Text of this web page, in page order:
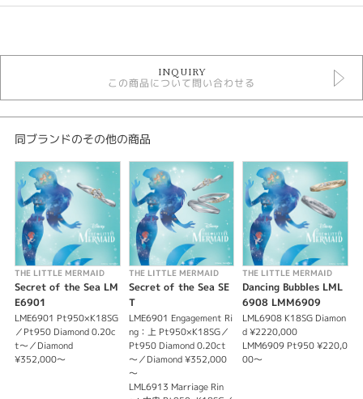
セットリング
リトルマーメイドセットリング
性別
メンズ
紹介文
Disney The Little Mermaid Dancing Bubbles LME6907 LME6908 LML690
8
海の中で浮遊しながらキラキラの泡を纏うアリエル。
水の揺らぎを感じさせるテクスチャーを表面に施しリング全体がキラキラと
輝くデザインです。
煌めきが薬指を包み込みます。
※価格は全て税込です
INQUIRY
この商品について問い合わせる
同ブランドのその他の商品
THE LITTLE MERMAID
Secret of the Sea LM
E6901
LME6901 Pt950×K18SG
／Pt950 Diamond 0.20c
t～／Diamond
¥352,000～
THE LITTLE MERMAID
Secret of the Sea SE
T
LME6901 Engagement Ri
ng：上 Pt950×K18SG／
Pt950 Diamond 0.20ct
～／Diamond ¥352,000
～
LML6913 Marriage Rin
THE LITTLE MERMAID
Dancing Bubbles LML
6908 LMM6909
LML6908 K18SG Diamon
d ¥2220,000
LMM6909 Pt950 ¥220,0
00～